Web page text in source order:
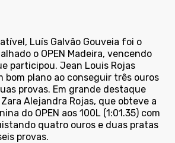
Luís Galvão Gouveia foi o
o OPEN Madeira, vencendo
participou. Jean Louis Rojas
bom plano ao conseguir três ouros
provas. Em grande destaque
Alejandra Rojas, que obteve a
do OPEN aos 100L (1:01.35) com
quatro ouros e duas pratas
provas.